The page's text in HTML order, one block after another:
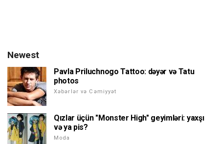
Newest
Pavla Priluchnogo Tattoo: dəyər və Tatu
photos
Xəbərlər və Cəmiyyət
Qızlar üçün "Monster High" geyimləri: yaxşı
və ya pis?
Moda